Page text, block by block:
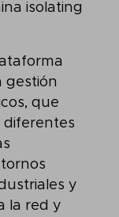
isolating
gestión
que
diferentes
y
la red y